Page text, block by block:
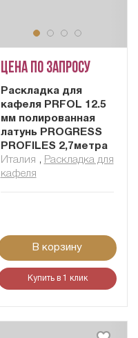
Цена по запросу
Раскладка для
кафеля PRFOL 12.5
мм полированная
латунь PROGRESS
PROFILES 2,7метра
Италия , Раскладка для
кафеля
В корзину
Купить в 1 клик